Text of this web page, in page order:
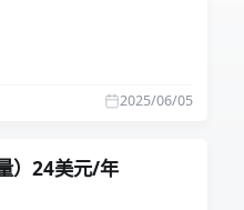
2025/06/05
）24美元/年